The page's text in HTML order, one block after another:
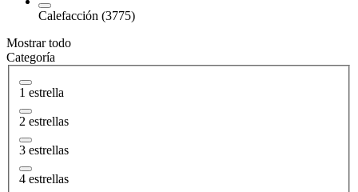
Calefacción (3775)
Mostrar todo
Categoría
1 estrella
2 estrellas
3 estrellas
4 estrellas